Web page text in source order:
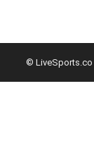
© LiveSports.co